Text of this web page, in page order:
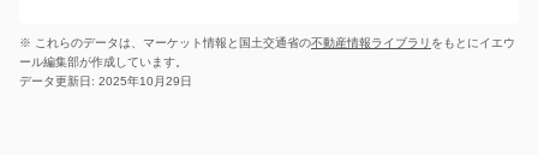
※ これらのデータは、マーケット情報と国土交通省の不動産情報ライブラリ をもとにイエウ
ール編集部が作成しています。
データ更新日: 2025年10月29日